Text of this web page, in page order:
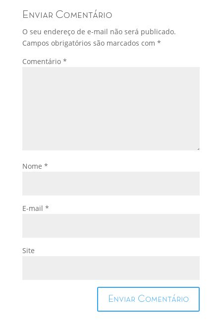
Enviar Comentário
O seu endereço de e-mail não será publicado.
Campos obrigatórios são marcados com *
Comentário *
Nome *
E-mail *
Site